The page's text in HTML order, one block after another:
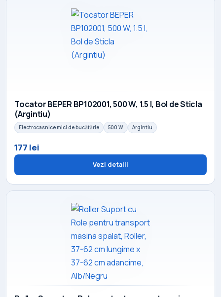
Tocator BEPER BP102001, 500 W, 1.5 l, Bol de Sticla
(Argintiu)
Electrocasnice mici de bucătărie 500 W Argintiu
177 lei
Vezi detalii